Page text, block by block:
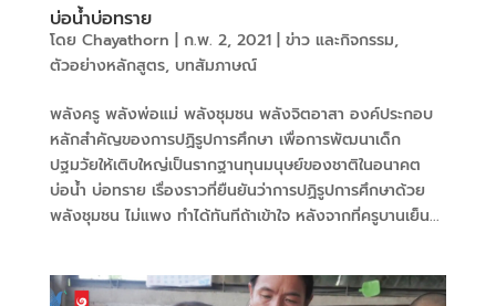
บ่อน้ำบ่อทราย
โดย Chayathorn ก.พ. 2, 2021| ข่าว และกิจกรรม,
ตัวอย่างหลักสูตร, บทสัมภาษณ์
พลังครู พลังพ่อแม่ พลังชุมชน พลังจิตอาสา องค์ประกอบ
หลักสำคัญของการปฏิรูปการศึกษา เพื่อการพัฒนาเด็ก
ปฐมวัยให้เติบใหญ่เป็นรากฐานทุนมนุษย์ของชาติในอนาคต
บ่อน้ำ บ่อทราย เรื่องราวที่ยืนยันว่าการปฏิรูปการศึกษาด้วย
พลังชุมชน ไม่แพง ทำได้ทันทีถ้าเข้าใจ หลังจากที่ครูบานเย็น...